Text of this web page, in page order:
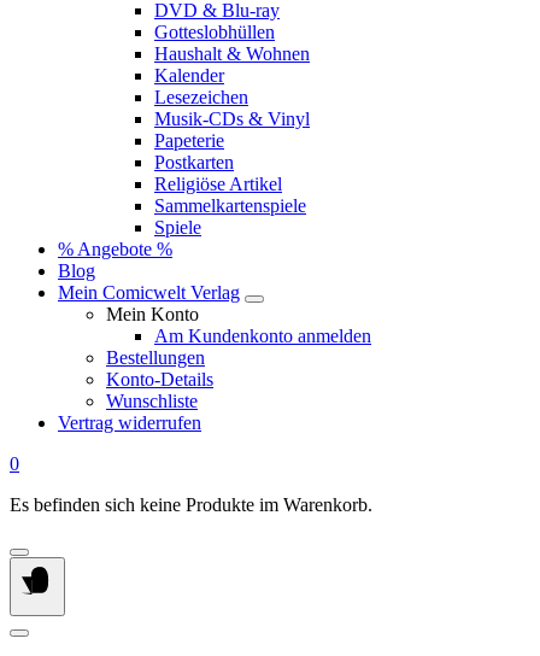
DVD & Blu-ray
Gotteslobhüllen
Haushalt & Wohnen
Kalender
Lesezeichen
Musik-CDs & Vinyl
Papeterie
Postkarten
Religiöse Artikel
Sammelkartenspiele
Spiele
% Angebote %
Blog
Mein Comicwelt Verlag
Mein Konto
Am Kundenkonto anmelden
Bestellungen
Konto-Details
Wunschliste
Vertrag widerrufen
0
Es befinden sich keine Produkte im Warenkorb.